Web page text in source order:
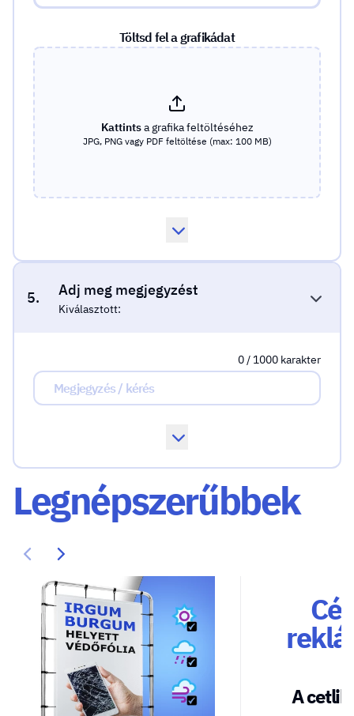
Töltsd fel a grafikádat
Kattintsa grafika feltöltéséhez
JPG, PNG vagy PDF feltöltése (max: 100 MB)
5. Adj meg megjegyzést
Kiválasztott:
0 / 1000 karakter
Legnépszerűbbek
A